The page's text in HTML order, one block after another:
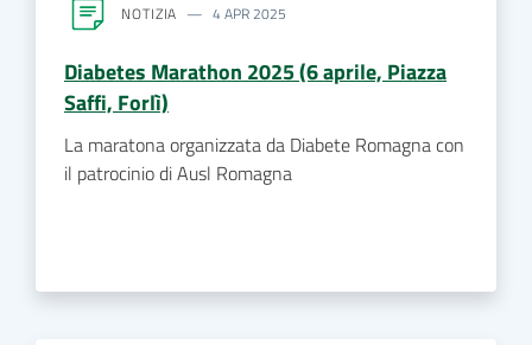
NOTIZIA 4 APR 2025
Diabetes Marathon 2025 (6 aprile, Piazza
Saffi, Forlì)
La maratona organizzata da Diabete Romagna con
il patrocinio di Ausl Romagna